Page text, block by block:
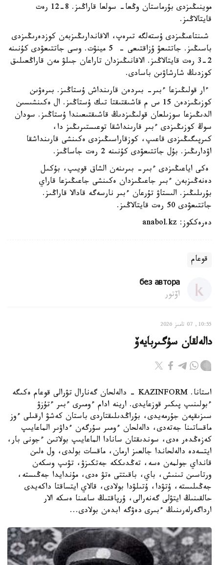
موينىڭىزدى بۇرماستان وڭعا- سولعا قاراڭىز. 8-12 رەت
قايتالاڭىز.
شىنتاعىڭىزدى ۇستەلگە تىرەپ، الاقاندارىڭىزبەن كوزدەرىڭىزدى
باسىڭىز. جاتتىعۋ ۇزاقتىعى - 5 مينۋت. وسى جاتتىعۋدى كۇنىنە
2-3 رەت قايتالاڭىز. الاقانىڭىزدان تاراعان جىلۋ مەن قاراڭعىلىق
كوزدىڭ شارشاۋىن باسادى.
ءار قولىڭىزعا ءبىر- بىردەن قارىنداش ۇستاڭىز. بىرەۋىن
كوزىڭىزدەن 15 س م قاشىقتىقتا تىك ۇستاڭىز. ال ەكىنشىسىن
الدىڭىزعا سوزىلعان قولىڭىزدىڭ قاشىقتىعىندا ۇستاڭىز. سودان
سوڭ كوزىڭىزدى ءبىر قارىنداشقا توعىستىرىڭىز دا،
كىرپىگىڭىزدى قاعىپ، كوزقاراسىڭىزدى ەكىنشى قارىنداشقا
اۋدارىڭىز. بۇل جاتتىعۋدى كۇنىنە 2 رەت جاساڭىز.
ەكى اياعىڭىزدى ءبىر- بىرىنەن الشاق قويىپ، بۇكىل
دەنەڭىزبەن ءبىر جاعىڭىزدان ەكىنشى جاعىڭىزعا قاراي
بۇرىلىڭىز. الىستاۋ تۇرعان ءبىر نارسەگە قادالا قاراڭىز.
جاتتىعۋدى 50 رەت قايتالاڭىز.
دەرەككوز: anabol.kz
قوعام
без автора
اۆتور
10:55, 07 تامىز 2026
دالەلقان سۇگىربايەۆ
استانا. KAZINFORM - دالەلحان گەنارال تۋرالى قوعام ەكىگە
ءبولىنىپ پىكىر قوزعايدى. ارينە ادام ءومىرى ءبىر ءتۇزۋ
سىزىقپەن جۇرمەيدى، بۇراڭدىلىقتاردى باستان كەشۋ ارقىلى ءوز
ماقساتىنا جەتەدى، دالەلحان ءومىر سۇرگەن ءداۋىر الماعايىپ
كەزەڭدەر ەدى، سوندىقتان سانادا الماعايىپ بولاتىن ءجونى بار،
ايتسەدە دالەلحاندا جالعىز ارمان، ماقسات بولدى، ول ەلىن
قانداي جولمەن ەسە، تەڭدىككە جەتكىزۋ، تۋىپ وسكەن
ورتاسىن تىنىش، باي، باقىتتى ەتۋ ەدى، مۇندايدا جەڭىستە،
جەڭىلىستە، ۇتۋدا، ۇتىلۋدا بولادى، قالاي ايتساقتا داكەيدى
حالقىنىڭ ايتۋلى گەنەرالى، ۇرپاقتىڭ ساعىنا ەسكە الار
ارداگەرلەرىنىڭ ءبىرى دەۋگە ابدەن بولادى...